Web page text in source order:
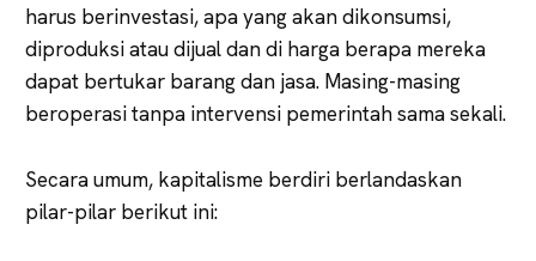
harus berinvestasi, apa yang akan dikonsumsi,
diproduksi atau dijual dan di harga berapa mereka
dapat bertukar barang dan jasa. Masing-masing
beroperasi tanpa intervensi pemerintah sama sekali.
Secara umum, kapitalisme berdiri berlandaskan
pilar-pilar berikut ini: